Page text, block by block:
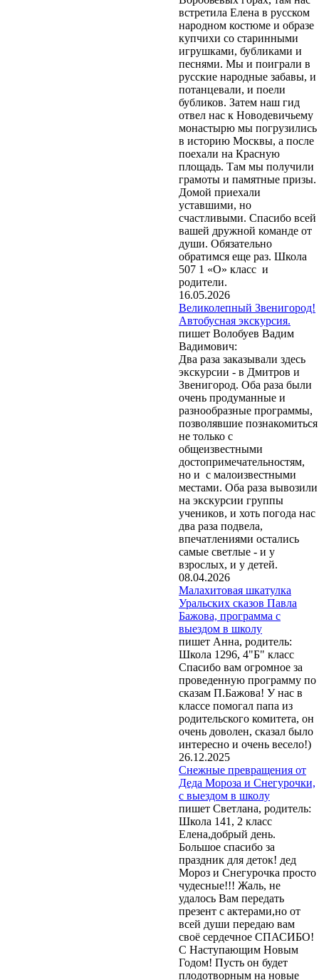
встретила Елена в русском
народном костюме и образе
купчихи со старинными
игрушками, бубликами и
песнями. Мы и поиграли в
русские народные забавы, и
потанцевали, и поели
бубликов. Затем наш гид
отвел нас к Новодевичьему
монастырю мы погрузились
в историю Москвы, а после
поехали на Красную
площадь. Там мы получили
грамоты и памятные призы.
Домой приехали
уставшими, но
счастливыми. Спасибо всей
вашей дружной команде от
души. Обязательно
обратимся еще раз. Школа
507 1 «О» класс и
родители.
16.05.2026
Великолепный Звенигород!
Автобусная экскурсия.
пишет Волобуев Вадим
Вадимович:
Два раза заказывали здесь
экскурсии - в Дмитров и
Звенигород. Оба раза были
очень продуманные и
разнообразные программы,
позволявшие познакомиться
не только с
общеизвестными
достопримечательностям,
но и с малоизвестными
местами. Оба раза вывозили
на экскурсии группы
учеников, и хоть погода нас
два раза подвела,
впечатлениями остались
самые светлые - и у
взрослых, и у детей.
08.04.2026
Малахитовая шкатулка
Уральских сказов Павла
Бажова, программа с
выездом в школу
пишет Анна, родитель:
Школа 1296, 4"Б" класс
Спасибо вам огромное за
проведенную программу по
сказам П.Бажова! У нас в
классе помогал папа из
родительского комитета, он
очень доволен, сказал было
интересно и очень весело!)
26.12.2025
Снежные превращения от
Деда Мороза и Снегурочки,
с выездом в школу
пишет Светлана, родитель:
Школа 141, 2 класс
Елена,добрый день.
Большое спасибо за
праздник для деток! дед
Мороз и Снегурочка просто
чудесные!!! Жаль, не
удалось Вам передать
презент с актерами,но от
всей души передаю вам
своё сердечное СПАСИБО!
С Наступающим Новым
Годом! Пусть он будет
плодотворным на новые